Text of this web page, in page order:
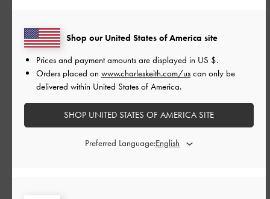
もっと見る
このレビューは役に立ちましたか？
ご利用者様
Shop our United States of America site
Prices and payment amounts are displayed in US $.
Orders placed on www.charleskeith.com/us can only be
delivered within United States of America.
SHOP UNITED STATES OF AMERICA SITE
Preferred Language: